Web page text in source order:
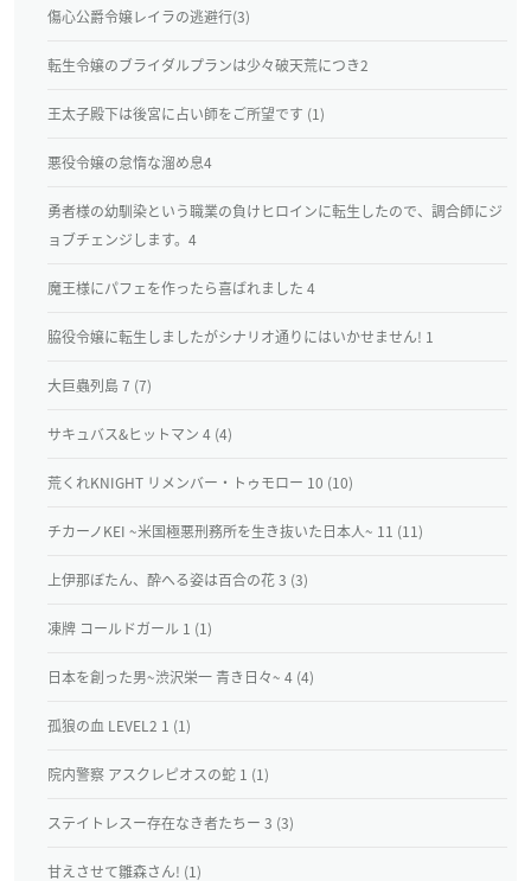
傷心公爵令嬢レイラの逃避行(3)
転生令嬢のブライダルプランは少々破天荒につき2
王太子殿下は後宮に占い師をご所望です (1)
悪役令嬢の怠惰な溜め息4
勇者様の幼馴染という職業の負けヒロインに転生したので、調合師にジ
ョブチェンジします。4
魔王様にパフェを作ったら喜ばれました 4
脇役令嬢に転生しましたがシナリオ通りにはいかせません! 1
大巨蟲列島 7 (7)
サキュバス&ヒットマン 4 (4)
荒くれKNIGHT リメンバー・トゥモロー 10 (10)
チカーノKEI ~米国極悪刑務所を生き抜いた日本人~ 11 (11)
上伊那ぼたん、酔へる姿は百合の花 3 (3)
凍牌 コールドガール 1 (1)
日本を創った男~渋沢栄一 青き日々~ 4 (4)
孤狼の血 LEVEL2 1 (1)
院内警察 アスクレピオスの蛇 1 (1)
ステイトレスー存在なき者たちー 3 (3)
甘えさせて雛森さん! (1)